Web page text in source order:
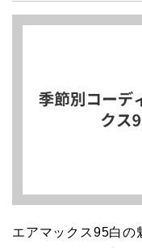
エアマックス95白の